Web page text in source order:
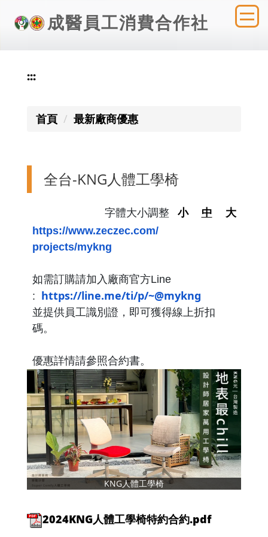
到
成醫員工消費合作社
:::
首頁 最新廠商優惠
全台-KNG人體工學椅
字體大小調整 小 中 大
https://www.zeczec.com/
projects/mykng
如需訂購請加入廠商官方Line
: https://line.me/ti/p/~@mykng
並提供員工識別證，即可獲得線上折扣
碼。
優惠詳情請參照合約書。
KNG人體工學椅
2024KNG人體工學椅特約合約.pdf